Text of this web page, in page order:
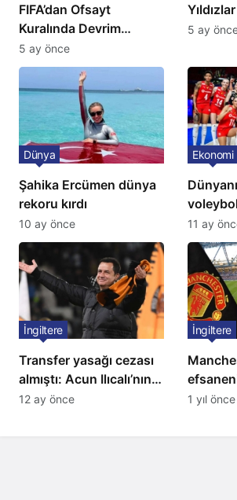
FIFA’dan Ofsayt
Kuralında Devrim
Niteliğinde Onay
5 ay önce
5 ay
Şahika Ercümen dünya
rekoru kırdı
Dünya
10 ay önce
Listede
Ekonomi
11 ay
Transfer yasağı cezası
almıştı: Acun Ilıcalı’nın
ekibi Hull City’ye kötü
İngiltere
12 ay önce
yasakladı
İngiltere
1 yıl önce